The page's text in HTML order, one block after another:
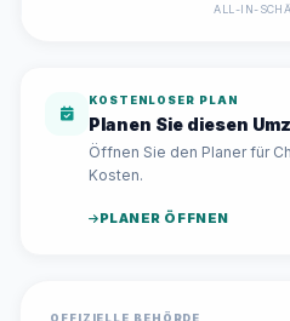
ALL-IN-
KOSTENLOSER PLAN
Planen Sie diesen
Öffnen Sie den Planer für
Kosten.
PLANER ÖFFNEN
OFFIZIELLE BEHÖRDE